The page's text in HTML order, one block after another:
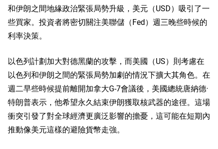
和伊朗之間地緣政治緊張局勢升級，美元（USD）吸引了一
些買家。投資者將密切關注美聯儲（Fed）週三晚些時候的
利率決策。
以色列計劃加大對德黑蘭的攻擊，而美國（US）則考慮在
以色列和伊朗之間的緊張局勢加劇的情況下擴大其角色。在
週二早些時候提前離開加拿大G-7會議後，美國總統唐納德·
特朗普表示，他希望永久結束伊朗獲取核武器的途徑。這場
衝突引發了對全球經濟更廣泛影響的擔憂，這可能在短期內
推動像美元這樣的避險貨幣走強。